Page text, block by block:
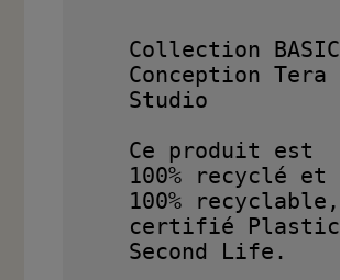
Collection BASIC
Conception Tera
Studio
Ce produit est
100% recyclé et
100% recyclable,
certifié Plastic